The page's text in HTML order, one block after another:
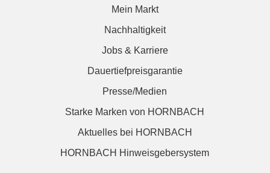
Mein Markt
Nachhaltigkeit
Jobs & Karriere
Dauertiefpreisgarantie
Presse/Medien
Starke Marken von HORNBACH
Aktuelles bei HORNBACH
HORNBACH Hinweisgebersystem